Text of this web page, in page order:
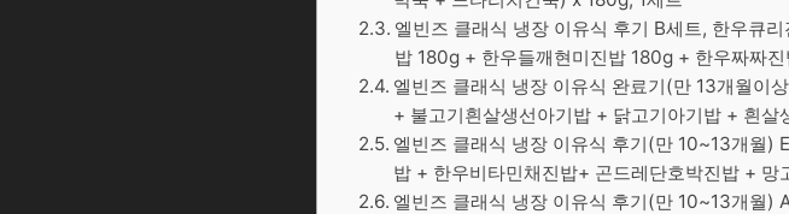
엘빈즈 클래식 냉장 이유식 후기 B세트, 한우큐
밥 180g + 한우들깨현미진밥 180g + 한우짜짜
엘빈즈 클래식 냉장 이유식 완료기(만 13개월이
+ 불고기흰살생선아기밥 + 닭고기아기밥 + 흰
엘빈즈 클래식 냉장 이유식 후기(만 10~13개월)
밥 + 한우비타민채진밥+ 곤드레단호박진밥 + 망
엘빈즈 클래식 냉장 이유식 후기(만 10~13개월)